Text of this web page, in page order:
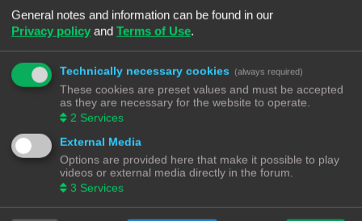
Moderator
Alle forums
ALGEMENE MODERATORS
Geen leden gevonden met deze zoekcriteria.
Ga naar
Forumoverzicht
© Copyright
! - 3dprintforum.eu
Alle Rechten Voorbehouden
General notes and information can be found in our
Privacy policy and Terms of Use.
Technically necessary cookies (always required)
These cookies are preset values and must be accepted
as they are necessary for the website to operate.
2 Services
External Media
Options are provided here that make it possible to play
videos or external media directly in the forum.
3 Services